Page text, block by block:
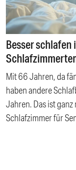
sinnvoll ist, die
und welche
Wohlbefinden hat, erfahren Sie
für ein kühles
Weniger
Immunsystems
zu kalt Tipps, um
Besser schlafen
Mit 66 Jahren, da
haben andere
Jahren. Das ist
Schlafzimmer für